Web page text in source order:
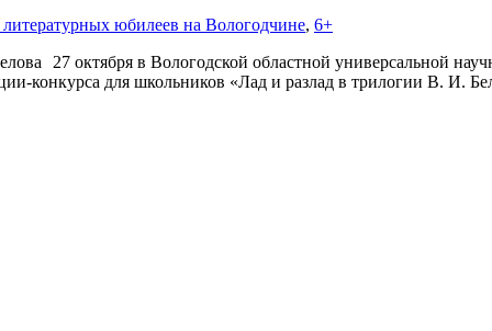
литературных юбилеев на Вологодчине, 6+
27 октября в Вологодской областной универсальной
конкурса для школьников «Лад и разлад в трилогии В. И.